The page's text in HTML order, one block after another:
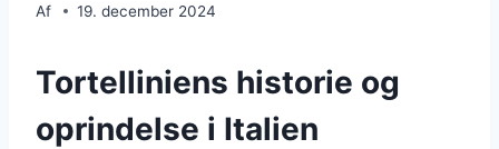
Af 19. december 2024
Tortelliniens historie og
oprindelse i Italien